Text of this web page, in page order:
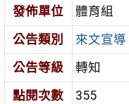
發佈單位
體育組
公告類別
來文宣導
公告等級
轉知
點閱次數
355